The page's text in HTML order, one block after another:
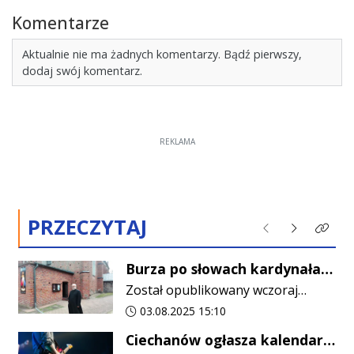
Komentarze
Aktualnie nie ma żadnych komentarzy. Bądź pierwszy,
dodaj swój komentarz.
REKLAMA
PRZECZYTAJ Poprzednie
NastępneKliknij
Burza po słowach kardynała
Krajewskiego. Proboszcz z
Gołymina opublikował list
otwarty
Został opublikowany wczoraj
późnym wieczorem, a już
swoje poparcie (liczba ta stale
Data dodania artykułu:
03.08.2025 15:10
Ciechanów ogłasza kalendarz